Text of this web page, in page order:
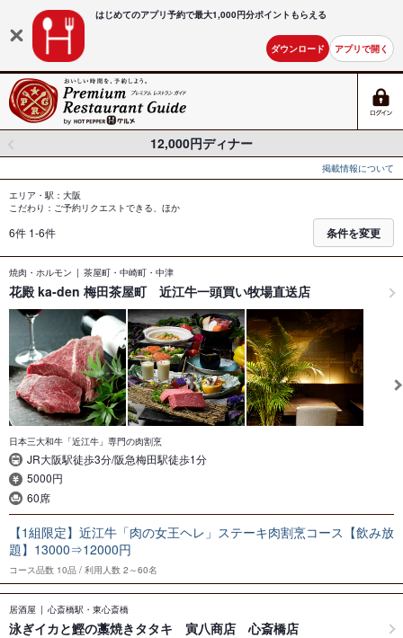
はじめてのアプリ予約で最大1,000円分ポイントもらえる
ダウンロード アプリで開く
12,000円ディナー
掲載情報について
エリア・駅：大阪
こだわり：ご予約リクエストできる、ほか
6件 1-6件 条件を変更
焼肉・ホルモン 茶屋町・中崎町・中津
花殿 ka-den 梅田茶屋町 近江牛一頭買い牧場直送店
日本三大和牛「近江牛」専門の肉割烹
JR大阪駅徒歩3分/阪急梅田駅徒歩1分
5000円
60席
【1組限定】近江牛「肉の女王ヘレ」ステーキ肉割烹コース【飲み放
題】13000⇒12000円
コース品数 10品 利用人数 2～60名
居酒屋 心斎橋駅・東心斎橋
泳ぎイカと鰹の藁焼きタタキ 寅八商店 心斎橋店